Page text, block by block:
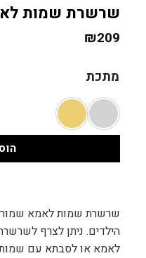
שרשרת שמות
₪209
מתכת
שרשרת שמות לאמא
לאמא או לסבתא עם שמות